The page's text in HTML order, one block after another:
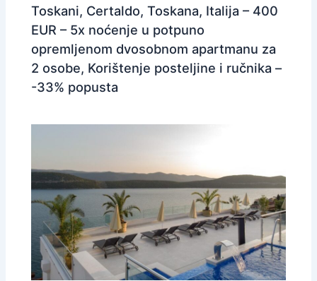
Toskani, Certaldo, Toskana, Italija – 400
EUR – 5x noćenje u potpuno
opremljenom dvosobnom apartmanu za
2 osobe, Korištenje posteljine i ručnika –
-33% popusta